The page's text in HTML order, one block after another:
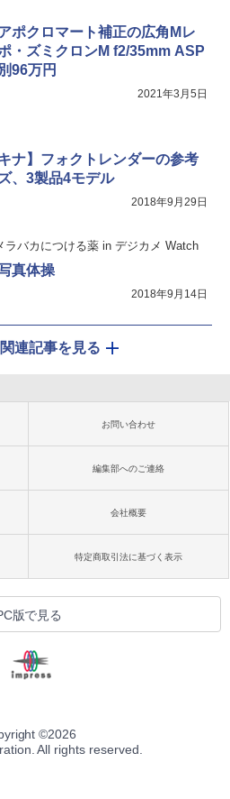
ポクロマート補正の広角Mレ
・ズミクロンM f2/35mm ASP
96万円
2021年3月5日
ナ】フォクトレンダーの参考
、3製品4モデル
2018年9月29日
ラバカにつける薬 in デジカメ Watch
真体操
2018年9月14日
連記事を見る
お問い合わせ
編集部へのご連絡
会社概要
特定商取引法に基づく表示
版で見る
©2026
All rights reserved.